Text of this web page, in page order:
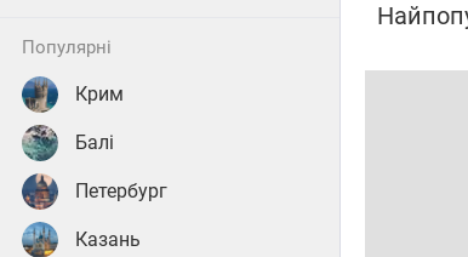
популярні
Крим
Балі
Петербург
Казань